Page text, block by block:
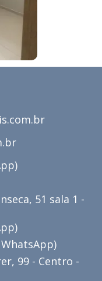
51 sala 1 -
99 - Centro -